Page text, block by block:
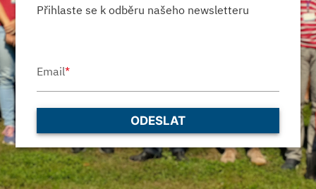
Přihlaste se k odběru našeho newsletteru
Email*